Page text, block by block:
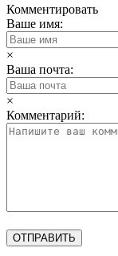
Комментировать
Ваше имя:
×
Ваша почта:
×
Комментарий: